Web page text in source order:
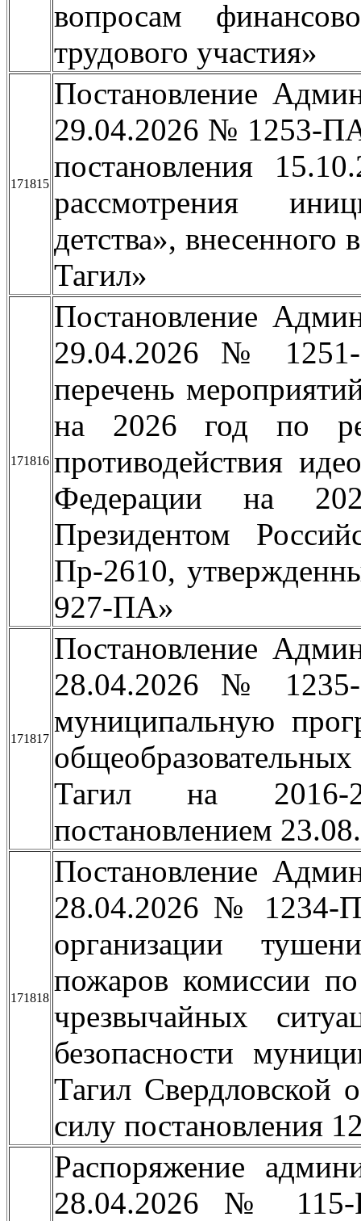
вопросам
трудового участия»
171815
Постановление
29.04.2026 № 1253-
постановления
рассмотрения
детства»,
Тагил»
171816
Постановление
29.04.2026 №
перечень
на 2026 год по
противодействия
Федерации на
Президентом
Пр-2610,
927-ПА»
171817
Постановление
28.04.2026 №
муниципальную
Тагил на 2016-
постановлением
171818
Постановление
28.04.2026 № 1234-
организации
пожаров комиссии
чрезвычайных
безопасности
Тагил Свердловской
силу постановления
Распоряжение
28.04.2026 № 115-